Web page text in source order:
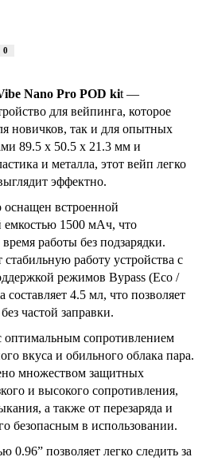
0
Nano Pro POD kit —
для вейпинга, которое
новичков, так и для опытных
89.5 х 50.5 х 21.3 мм и
и металла, этот вейп легко
эффектно.
встроенной
емкостью 1500 мАч, что
работы без подзарядки.
работу устройства с
режимов Bypass (Eco /
4.5 мл, что позволяет
частой заправки.
оптимальным сопротивлением
вкуса и обильного облака пара.
множеством защитных
и высокого сопротивления,
а также от перезаряда и
безопасным в использовании.
0.96” позволяет легко следить за